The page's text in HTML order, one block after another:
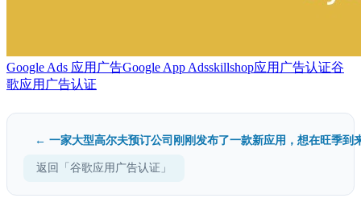
Google Ads 应用广告Google App Adsskillshop应用广告认证谷
歌应用广告认证
← 一家大型高尔夫预订公司刚刚发布了一款新应用，想在旺季到
返回「谷歌应用广告认证」